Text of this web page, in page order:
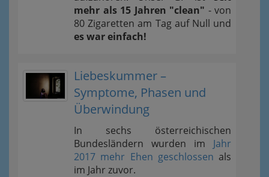
mehr als 15 Jahren "clean" - von
80 Zigaretten am Tag auf Null und
es war einfach!
Liebeskummer –
Symptome, Phasen und
Überwindung
In sechs österreichischen
Bundesländern wurden im Jahr
2017 mehr Ehen geschlossen als
im Jahr zuvor.